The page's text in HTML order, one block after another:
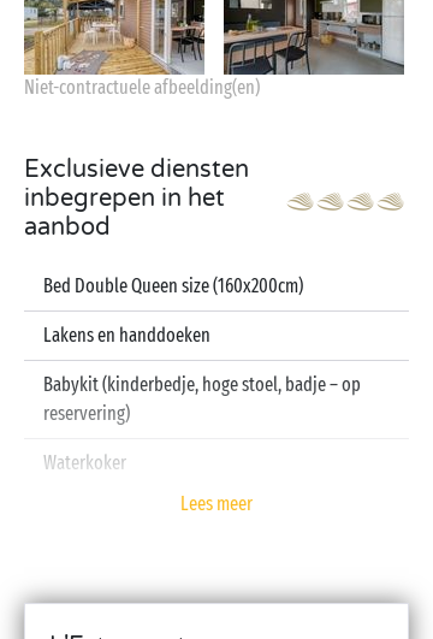
Niet-contractuele afbeelding(en)
Exclusieve diensten
inbegrepen in het
aanbod
Bed Double Queen size (160x200cm)
Lakens en handdoeken
Babykit (kinderbedje, hoge stoel, badje – op
reservering)
Waterkoker
Lees meer